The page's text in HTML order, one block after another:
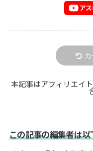
本記事はアフィリエイ
この記事の編集者は